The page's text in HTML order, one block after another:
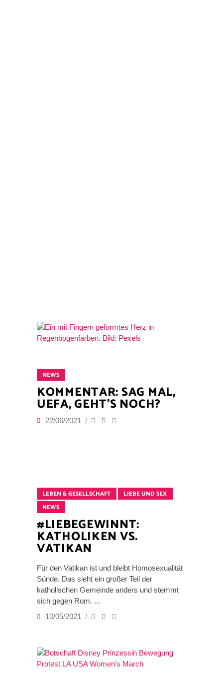
NEWS
KOMMENTAR: SAG MAL,
UEFA, GEHT’S NOCH?
22/06/2021
LEBEN & GESELLSCHAFT
LIEBE UND SEX
NEWS
#LIEBEGEWINNT:
KATHOLIKEN VS.
VATIKAN
Für den Vatikan ist und bleibt Homosexualität
Sünde. Das sieht ein großer Teil der
katholischen Gemeinde anders und stemmt
sich gegen Rom.
10/05/2021